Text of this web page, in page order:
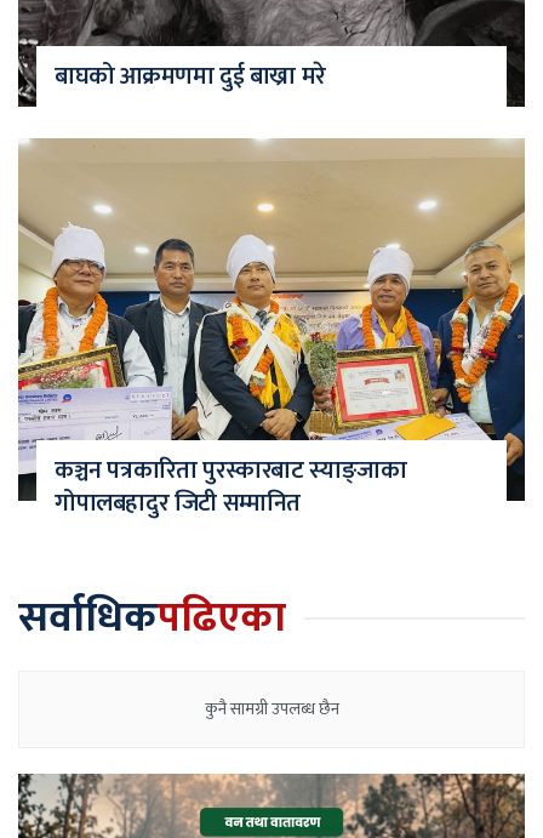
बाघको आक्रमणमा दुई बाख्रा मरे
कञ्चन पत्रकारिता पुरस्कारबाट स्याङ्जाका
गोपालबहादुर जिटी सम्मानित
सर्वाधिकपढिएका
कुनै सामग्री उपलब्ध छैन